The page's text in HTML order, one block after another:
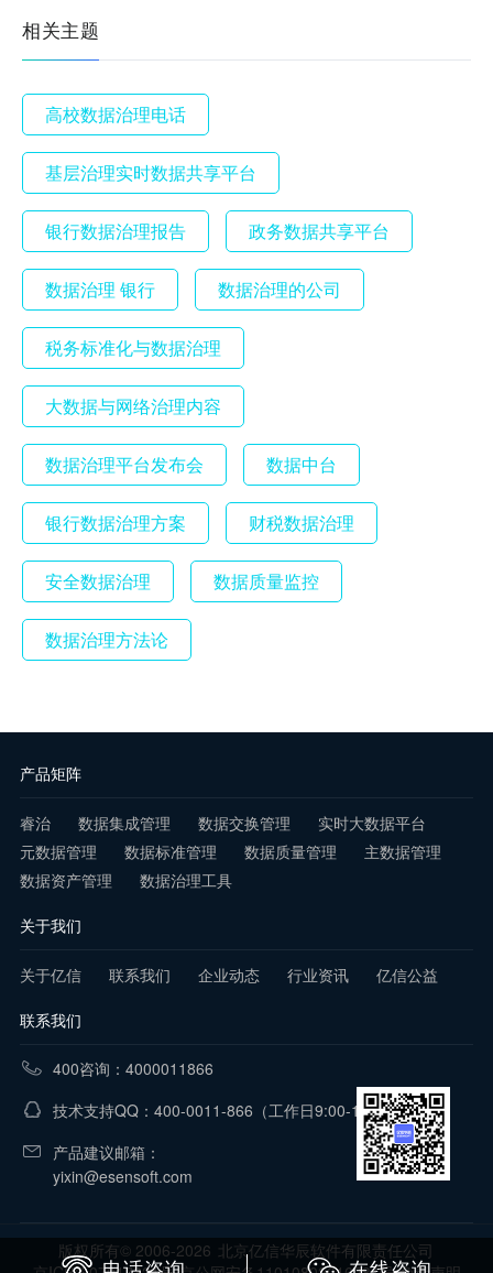
相关主题
高校数据治理电话
基层治理实时数据共享平台
银行数据治理报告 政务数据共享平台
数据治理 银行 数据治理的公司
税务标准化与数据治理
大数据与网络治理内容
数据治理平台发布会 数据中台
银行数据治理方案 财税数据治理
安全数据治理 数据质量监控
数据治理方法论
产品矩阵
睿治 数据集成管理 数据交换管理
实时大数据平台
元数据管理
数据标准管理 数据质量管理
主数据管理
数据资产管理
数据治理工具
关于我们
关于亿信 联系我们 企业动态 行业资讯 亿信公益
联系我们
400咨询：4000011866
技术支持QQ：400-0011-866 （工作日9:00-18:00）
产品建议邮箱：
yixin@esensoft.com
版权所有© 2006-2026 北京亿信华辰软件有限责任公司